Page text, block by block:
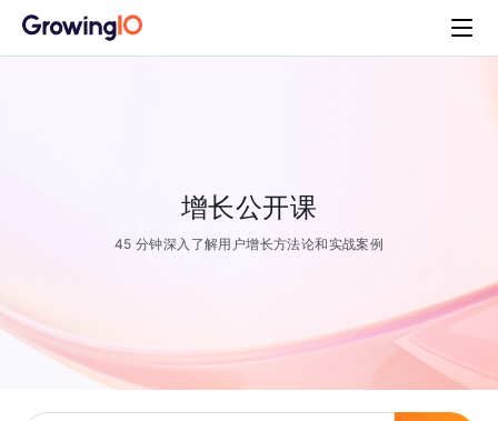
增长公开课
45 分钟深入了解用户增长方法论和实战案例